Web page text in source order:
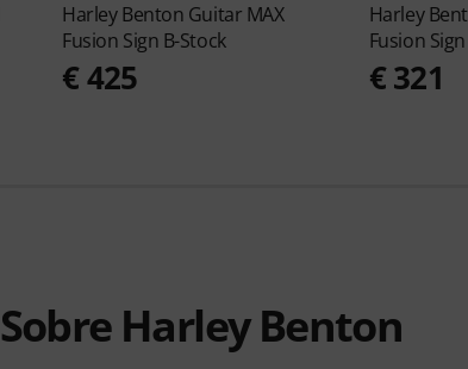
Harley Benton Guitar MAX
Fusion Sign B-Stock
€ 425
Harley
Fusion
€ 321
Sobre Harley Benton